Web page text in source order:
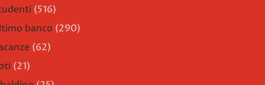
(516)
banco (290)
(62)
(21)